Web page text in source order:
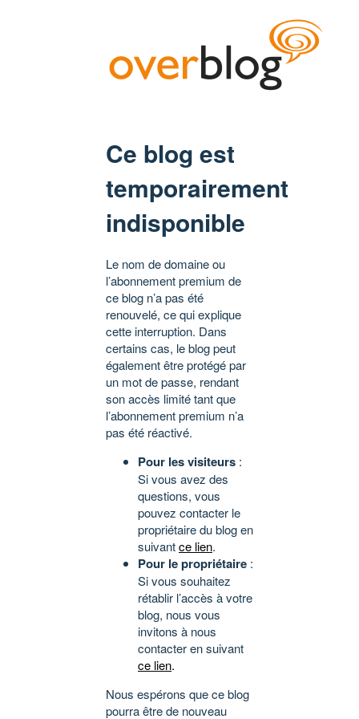
Ce blog est
temporairement
indisponible
Le nom de domaine ou
l’abonnement premium de
ce blog n’a pas été
renouvelé, ce qui explique
cette interruption. Dans
certains cas, le blog peut
également être protégé par
un mot de passe, rendant
son accès limité tant que
l’abonnement premium n’a
pas été réactivé.
Pour les visiteurs :
Si vous avez des
questions, vous
pouvez contacter le
propriétaire du blog en
suivantce lien.
Pour le propriétaire :
Si vous souhaitez
rétablir l’accès à votre
blog, nous vous
invitons à nous
contacter en suivant
ce lien.
Nous espérons que ce blog
pourra être de nouveau